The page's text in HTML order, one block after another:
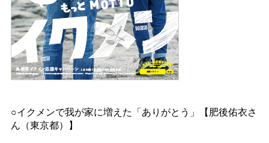
○イクメンで我が家に増えた「ありがとう」【肥後佑衣さ
ん（東京都）】